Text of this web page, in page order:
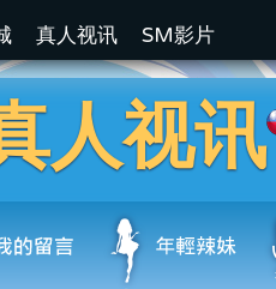
真人视讯 SM影片
人视讯